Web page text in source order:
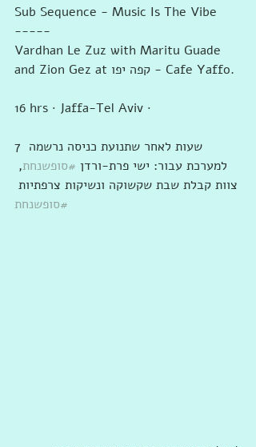
Sub Sequence - Music Is The Vibe
-----
Vardhan Le Zuz with Maritu Guade
and Zion Gez at ‎‎קפה יפו - Cafe Yaffo‎‎‎.
16 hrs · Jaffa-Tel Aviv ·
7 שעות לאחר שתנועת כניסה נרשמה
למערכת עבור: ישי פרת-ורדן #סופשנחת,
צוות קבלת שבת שקשוקה ונשיקות צרפתיות
#סופשנחת